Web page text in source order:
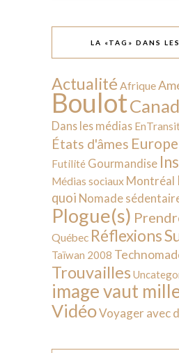
LA «TAG» DANS
Actualité Afrique
Boulot
Dans les médias
États d'âmes Europe
Futilité Gourmandise
Médias sociaux Montréal
quoi Nomade
Plogue(s)
Québec Réflexions
Taïwan 2008
Trouvailles
image vaut
VidéoVoyager avec